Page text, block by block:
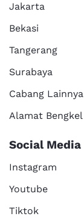
Jakarta
Bekasi
Tangerang
Surabaya
Cabang Lainnya
Alamat Bengkel
Social Media
Instagram
Youtube
Tiktok